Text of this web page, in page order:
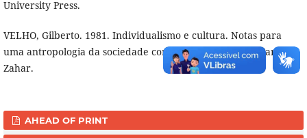
University Press.
VELHO, Gilberto. 1981. Individualismo e cultura. Notas para
uma antropologia da sociedade contemporânea. Rio de Janeiro:
Zahar.
AHEAD OF PRINT